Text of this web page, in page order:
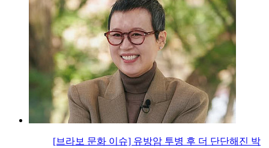
[브라보 문화 이슈] 유방암 투병 후 더 단단해진 박